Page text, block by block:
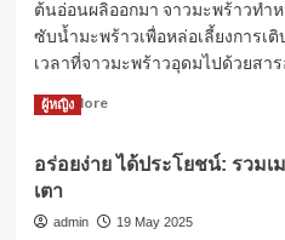
ต้นอ่อนผลิออกมา จาวมะพร้าวทำ
ซับน้ำมะพร้าวเพื่อหล่อเลี้ยงการเ
เวลาที่จาวมะพร้าวอุดมไปด้วยสา
Read MoreRead
จาว
“ขุมทรัพย์
ผู้หญิง
อร่อยง่าย ได้ประโยชน์: รวม
เตา
admin 19 May 2025